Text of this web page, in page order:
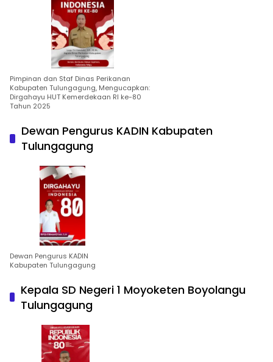
Pimpinan dan Staf Dinas Perikanan
Kabupaten Tulungagung, Mengucapkan:
Dirgahayu HUT Kemerdekaan RI ke-80
Tahun 2025
Dewan Pengurus KADIN Kabupaten
Tulungagung
Dewan Pengurus KADIN
Kabupaten Tulungagung
Kepala SD Negeri 1 Moyoketen Boyolangu
Tulungagung